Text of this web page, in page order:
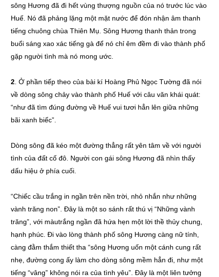
sông Hương đã đi hết vùng thượng nguồn của nó trước lúc vào
Huế. Nó đã phảng lặng một mặt nước để đón nhận âm thanh
tiếng chuông chùa Thiên Mụ. Sông Hương thanh thản trong
buổi sáng xao xác tiếng gà để nó chỉ êm đềm đi vào thành phố
gặp người tình mà nó mong ước.
2 . Ở phần tiếp theo của bài kí Hoàng Phủ Ngọc Tường đã nói
về dòng sông chảy vào thành phố Huế với câu văn khái quát:
“như đã tìm đúng đường về Huế vui tươi hẳn lên giữa những
bãi xanh biếc”.
Dòng sông đã kéo một đường thẳng rất yên tâm về với người
tình của đất cố đô. Người con gái sông Hương đã nhìn thấy
dấu hiệu ở phía cuối.
“Chiếc cầu trắng in ngần trên nền trời, nhỏ nhắn như những
vành trăng non”. Đây là một so sánh rất thú vị “Những vành
trăng”, với màutrắng ngần đã hứa hẹn một lời thề thủy chung,
hạnh phúc. Đi vào lòng thành phố sông Hương càng nữ tính,
càng đằm thắm thiết tha “sông Hương uốn một cánh cung rất
nhẹ, đường cong ấy làm cho dòng sông mềm hẳn đi, như một
tiếng “vâng” không nói ra của tình yêu”. Đây là một liên tưởng